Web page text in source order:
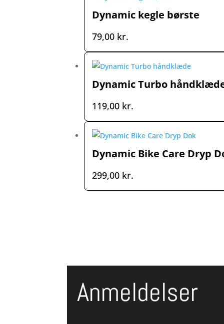
Dynamic kegle børste
79,00 kr.
Dynamic Turbo
119,00 kr.
Dynamic Bike Care Dryp
299,00 kr.
Anmeldelser